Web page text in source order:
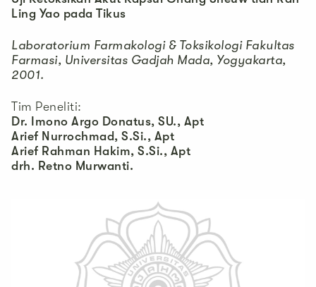
Ling Yao pada Tikus
Laboratorium Farmakologi & Toksikologi Fakultas
Farmasi, Universitas Gadjah Mada, Yogyakarta,
2001.
Tim Peneliti:
Dr. Imono Argo Donatus, SU., Apt
Arief Nurrochmad, S.Si., Apt
Arief Rahman Hakim, S.Si., Apt
drh. Retno Murwanti.